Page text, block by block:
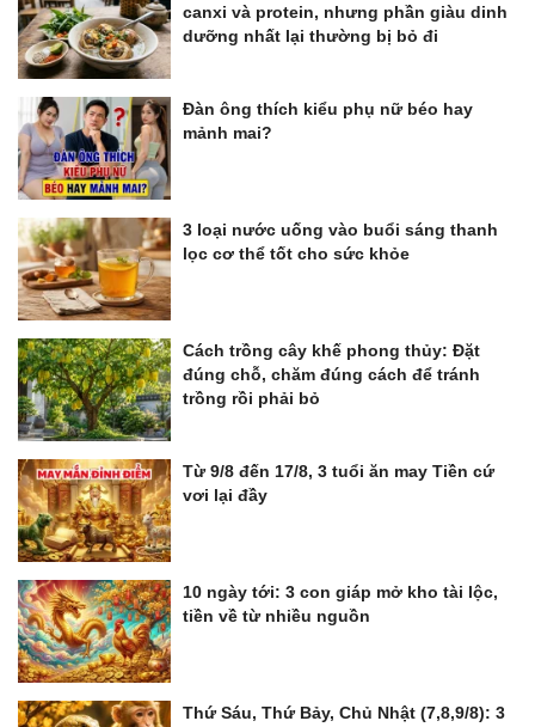
canxi và protein, nhưng phần giàu dinh
dưỡng nhất lại thường bị bỏ đi
Đàn ông thích kiểu phụ nữ béo hay
mảnh mai?
3 loại nước uống vào buổi sáng thanh
lọc cơ thể tốt cho sức khỏe
Cách trồng cây khế phong thủy: Đặt
đúng chỗ, chăm đúng cách để tránh
trồng rồi phải bỏ
Từ 9/8 đến 17/8, 3 tuổi ăn may Tiền cứ
vơi lại đầy
10 ngày tới: 3 con giáp mở kho tài lộc,
tiền về từ nhiều nguồn
Thứ Sáu, Thứ Bảy, Chủ Nhật (7,8,9/8): 3